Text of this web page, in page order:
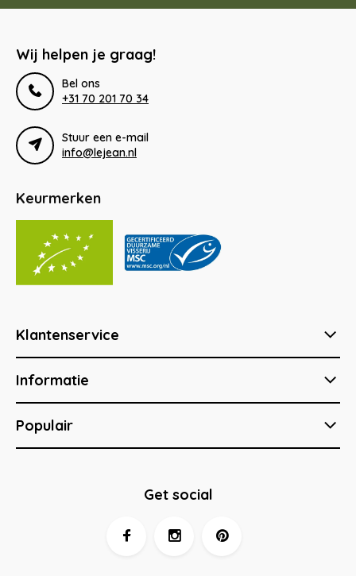
Wij helpen je graag!
Bel ons
+31 70 201 70 34
Stuur een e-mail
info@lejean.nl
Keurmerken
Klantenservice
Informatie
Populair
Get social